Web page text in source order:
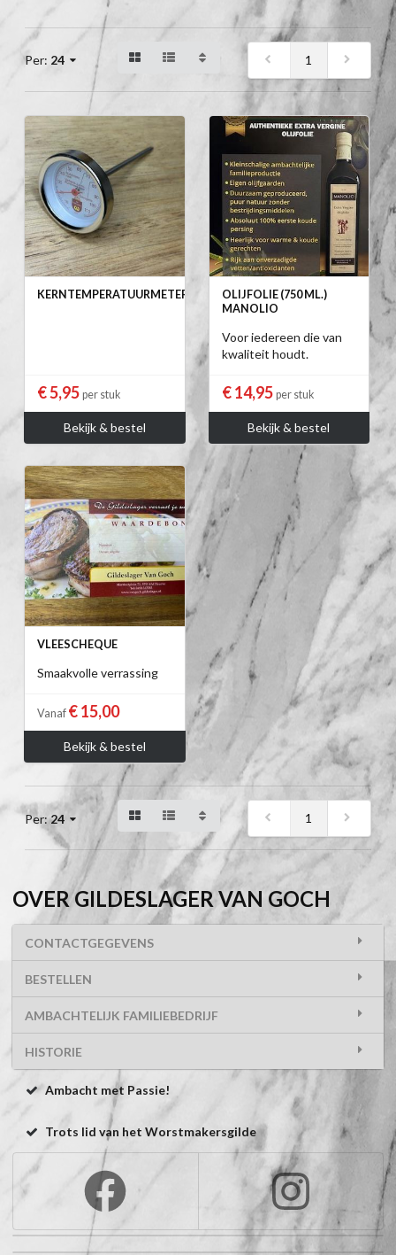
Per: 24 1
KERNTEMPERATUURMETER
€ 5,95 per stuk
Bekijk & bestel
OLIJFOLIE (750 ML.)
MANOLIO
Voor iedereen die van
kwaliteit houdt.
€ 14,95 per stuk
Bekijk & bestel
VLEESCHEQUE
Smaakvolle verrassing
Vanaf € 15,00
Bekijk & bestel
Per:24 1
OVER GILDESLAGER VAN GOCH
CONTACTGEGEVENS
BESTELLEN
AMBACHTELIJK FAMILIEBEDRIJF
HISTORIE
Ambacht met Passie!
Trots lid van het Worstmakersgilde